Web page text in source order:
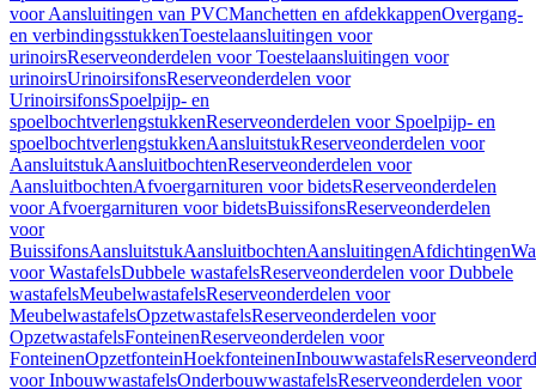
voor Aansluitingen van PVCManchetten en afdekkappenOvergang-
en verbindingsstukkenToestelaansluitingen voor
urinoirsReserveonderdelen voor Toestelaansluitingen voor
urinoirsUrinoirsifonsReserveonderdelen voor
UrinoirsifonsSpoelpijp- en
spoelbochtverlengstukkenReserveonderdelen voor Spoelpijp- en
spoelbochtverlengstukkenAansluitstukReserveonderdelen voor
AansluitstukAansluitbochtenReserveonderdelen voor
AansluitbochtenAfvoergarnituren voor bidetsReserveonderdelen
voor Afvoergarnituren voor bidetsBuissifonsReserveonderdelen
voor
BuissifonsAansluitstukAansluitbochtenAansluitingenAfdichtingen
voor WastafelsDubbele wastafelsReserveonderdelen voor Dubbele
wastafelsMeubelwastafelsReserveonderdelen voor
MeubelwastafelsOpzetwastafelsReserveonderdelen voor
OpzetwastafelsFonteinenReserveonderdelen voor
FonteinenOpzetfonteinHoekfonteinenInbouwwastafels
voor InbouwwastafelsOnderbouwwastafelsReserveonderdelen voor